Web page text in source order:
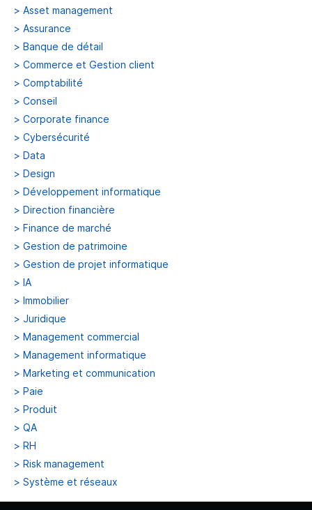
> Asset management
> Assurance
> Banque de détail
> Commerce et Gestion client
> Comptabilité
> Conseil
> Corporate finance
> Cybersécurité
> Data
> Design
> Développement informatique
> Direction financière
> Finance de marché
> Gestion de patrimoine
> Gestion de projet informatique
> IA
> Immobilier
> Juridique
> Management commercial
> Management informatique
> Marketing et communication
> Paie
> Produit
> QA
> RH
> Risk management
> Système et réseaux